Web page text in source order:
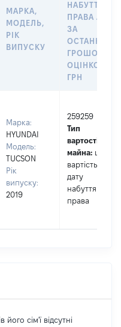
МАРКА,
МОДЕЛЬ,
РІК
ВИПУСКУ
НАБУТТЯ
ПРАВА АБО
ЗА
ГРОШОВОЮ
ОЦІНКОЮ,
ГРН
Марка:
HYUNDAI
Модель:
TUCSON
Рік
випуску:
2019
259259
Тип
вартості
майна: це
вартість на
дату
набуття
права
сім'ї відсутні